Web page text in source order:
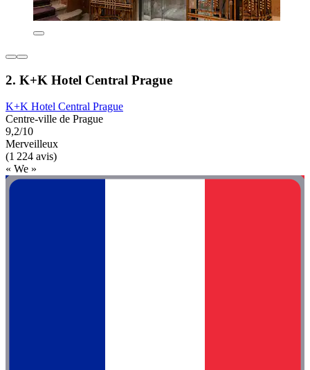
2. K+K Hotel Central Prague
K+K Hotel Central Prague
Centre-ville de Prague
9,2/10
Merveilleux
(1 224 avis)
« We »